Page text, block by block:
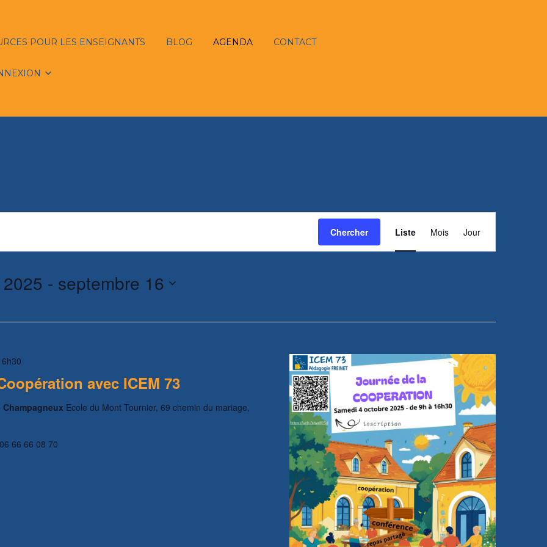
POUR LES ENSEIGNANTS BLOG AGENDA CONTACT
Chercher
de
vues
Liste Mois Jour
- septembre 16
avec ICEM 73
Ecole du Mont Tournier, 69 chemin du mariage,
66 66 08 70